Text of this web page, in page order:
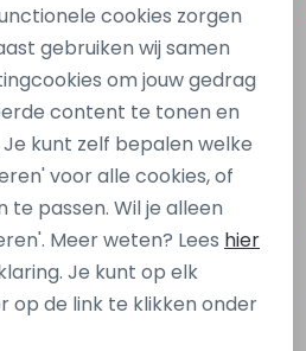
17,99
Sale
jeans
Blauw licht
Sale
it mini
Oranje licht zalm
Marketing cookiescookies zorgen
gebruiken wij samen
om jouw gedrag
content te tonen en
kunt zelf bepalen welke
voor alle cookies, of
te passen. Wil je alleen
Meer weten? Lees hier
Je kunt op elk
op de link te klikken onder